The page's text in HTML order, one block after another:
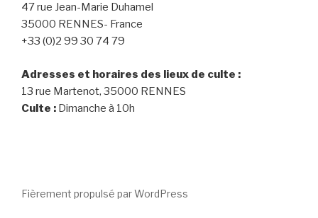
47 rue Jean-Marie Duhamel
35000 RENNES- France
+33 (0)2 99 30 74 79
Adresses et horaires des lieux de culte :
13 rue Martenot, 35000 RENNES
Culte : Dimanche à 10h
Fièrement propulsé par WordPress